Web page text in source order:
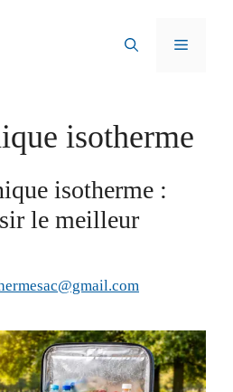
Menu
isotherme
isotherme :
le meilleur